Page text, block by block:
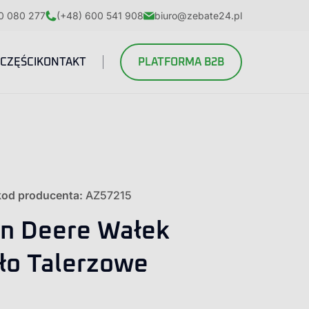
080 277 (+48) 600 541 908 biuro@zebate24.pl
CZĘŚCI KONTAKT PLATFORMA B2B
producenta: AZ57215
Deere Wałek
Talerzowe